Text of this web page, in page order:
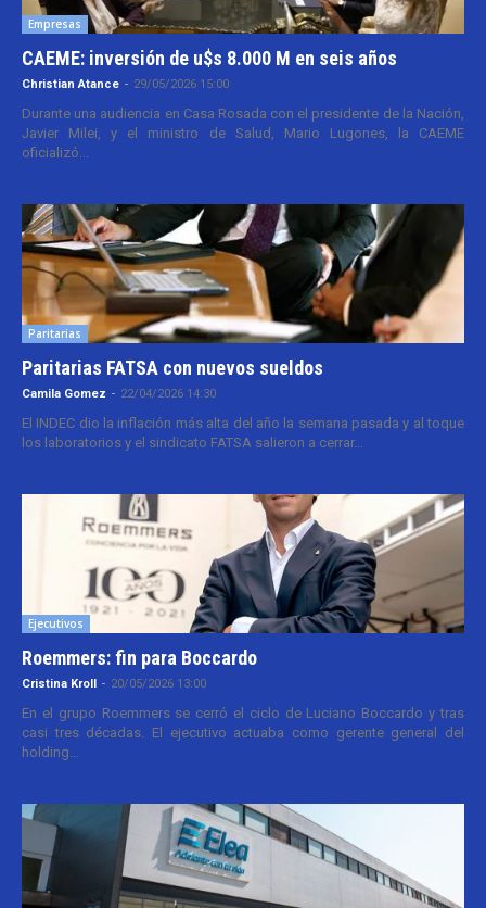
Empresas
CAEME: inversión de u$s 8.000 M en seis años
Christian Atance - 29/05/2026 15:00
Durante una audiencia en Casa Rosada con el presidente de la Nación,
Javier Milei, y el ministro de Salud, Mario Lugones, la CAEME
oficializó...
Paritarias
Paritarias FATSA con nuevos sueldos
Camila Gomez - 22/04/2026 14:30
El INDEC dio la inflación más alta del año la semana pasada y al toque
los laboratorios y el sindicato FATSA salieron a cerrar...
Ejecutivos
Roemmers: fin para Boccardo
Cristina Kroll - 20/05/2026 13:00
En el grupo Roemmers se cerró el ciclo de Luciano Boccardo y tras
casi tres décadas. El ejecutivo actuaba como gerente general del
holding...